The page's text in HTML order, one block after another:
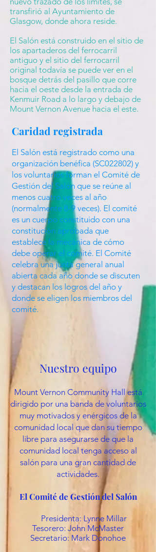
transfirió al Ayuntamiento de
Glasgow, donde ahora reside.
El Salón está construido en el sitio de
los apartaderos del ferrocarril
antiguo y el sitio del ferrocarril
original todavía se puede ver en el
bosque detrás del pasillo que corre
hacia el oeste desde la entrada de
Kenmuir Road a lo largo y debajo de
Mount Vernon Avenue hacia el este.
Caridad registrada
El Salón está registrado como una
organización benéfica (SC022802) y
los voluntarios forman el Comité de
Gestión del Salón que se reúne al
menos cuatro veces al año
(normalmente 8-9 veces). El comité
es un cuerpo constituido con una
constitución aprobada que
establece la mecánica de cómo
debe operar el comité. El Comité
celebra una junta general anual
abierta cada año donde se discuten
y destacan los logros del año y
donde se eligen los miembros del
comité.
Nuestro equipo
Mount Vernon Community Hall está
dirigido por una banda de voluntarios
muy motivados y enérgicos de la
comunidad local que dan su tiempo
libre para asegurarse de que la
comunidad local tenga acceso al
salón para una gran cantidad de
actividades.
El Comité de Gestión del Salón
Presidenta: Lynne Millar
Tesorero: John McMaster
Secretario: Mark Donohoe